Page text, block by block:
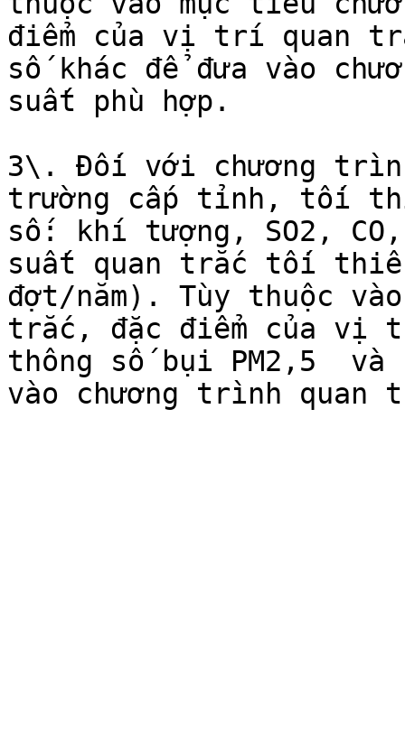
điểm của vị trí quan
số khác để đưa vào
suất phù hợp.
3\. Đối với chương
trường cấp tỉnh, tối
số: khí tượng, SO2,
suất quan trắc tối
đợt/năm). Tùy thuộc
trắc, đặc điểm của vị
thông số bụi PM2,5  và